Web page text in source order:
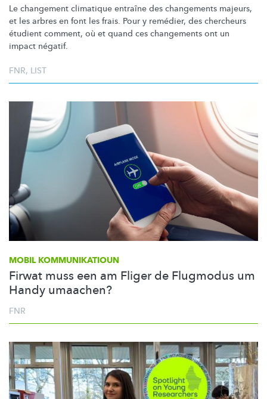
Le changement climatique entraîne des changements majeurs,
et les arbres en font les frais. Pour y remédier, des chercheurs
étudient comment, où et quand ces changements ont un
impact négatif.
FNR, LIST
MOBIL KOMMUNIKATIOUN
Firwat muss een am Fliger de Flugmodus um
Handy umaachen?
FNR